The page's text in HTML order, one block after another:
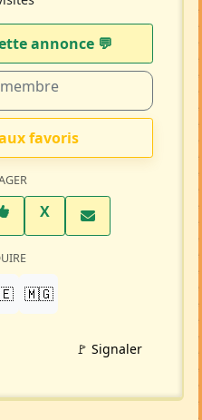
annonce 💬​
favoris
Facebook
XTwitter X
🇲🇬
🚩 Signaler